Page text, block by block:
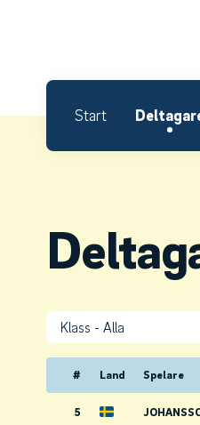
Start
Klass
# Land Spelare
5